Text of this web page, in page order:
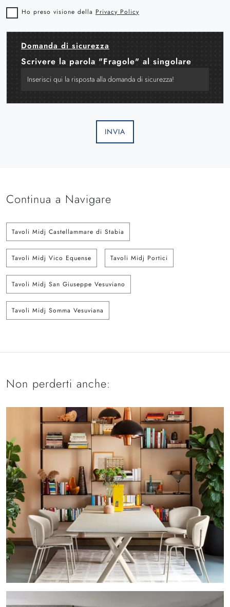
Ho preso visione della Privacy Policy
Domanda di sicurezza
Scrivere la parola "Fragole" al singolare
INVIA
Continua a Navigare
Tavoli Midj Castellammare di Stabia
Tavoli Midj Vico Equense Tavoli Midj Portici
Tavoli Midj San Giuseppe Vesuviano
Tavoli Midj Somma Vesuviana
Non perderti anche: